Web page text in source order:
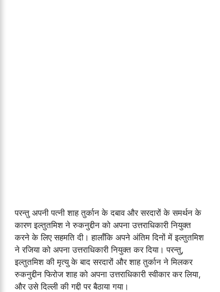
परन्तु अपनी पत्नी शाह तुर्कान के दबाव और सरदारों के समर्थन के
कारण इल्तुतमिश ने रुकनुद्दीन को अपना उत्तराधिकारी नियुक्त
करने के लिए सहमति दी। हालाँकि अपने अंतिम दिनों में इल्तुतमिश
ने रजिया को अपना उत्तराधिकारी नियुक्त कर दिया। परन्तु,
इल्तुतमिश की मृत्यु के बाद सरदारों और शाह तुर्कान ने मिलकर
रुकनुद्दीन फिरोज शाह को अपना उत्तराधिकारी स्वीकार कर लिया,
और उसे दिल्ली की गद्दी पर बैठाया गया।